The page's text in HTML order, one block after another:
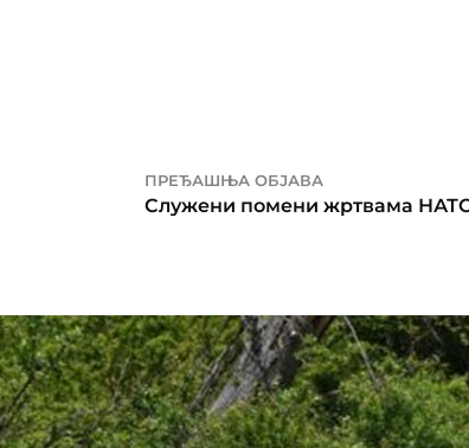
ПРЕЂАШЊА ОБЈАВА
Служени помени жртвама НАТО